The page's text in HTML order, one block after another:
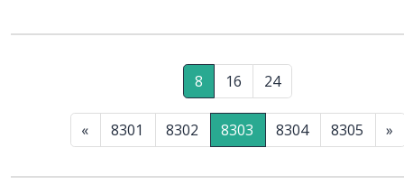
8 16 24
« 8301 8302 8303 8304 8305 »